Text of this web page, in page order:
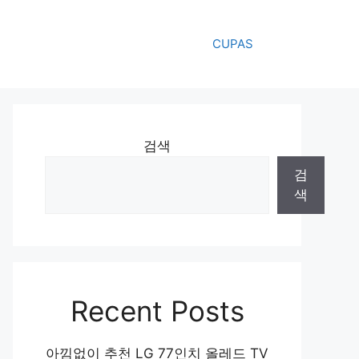
CUPAS
검색
검
색
Recent Posts
아낌없이 추천 LG 77인치 올레드 TV